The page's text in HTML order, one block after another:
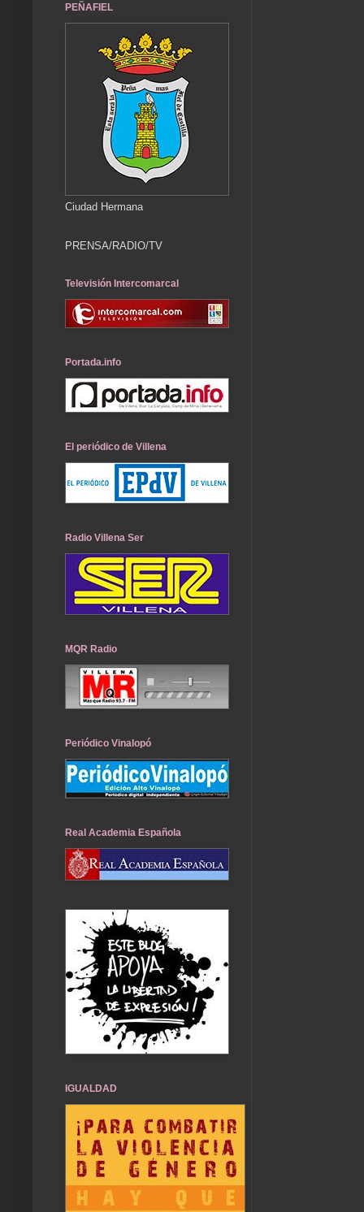
PEÑAFIEL
Ciudad Hermana
PRENSA/RADIO/TV
Televisión Intercomarcal
Portada.info
El periódico de Villena
Radio Villena Ser
MQR Radio
Periódico Vinalopó
Real Academia Española
IGUALDAD